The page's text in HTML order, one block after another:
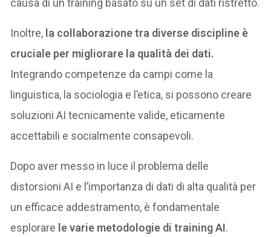
causa di un training basato su un set di dati ristretto.
Inoltre, la collaborazione tra diverse discipline è
cruciale per migliorare la qualità dei dati.
Integrando competenze da campi come la
linguistica, la sociologia e l’etica, si possono creare
soluzioni AI tecnicamente valide, eticamente
accettabili e socialmente consapevoli.
Dopo aver messo in luce il problema delle
distorsioni AI e l’importanza di dati di alta qualità per
un efficace addestramento, è fondamentale
esplorare le varie metodologie di training AI.